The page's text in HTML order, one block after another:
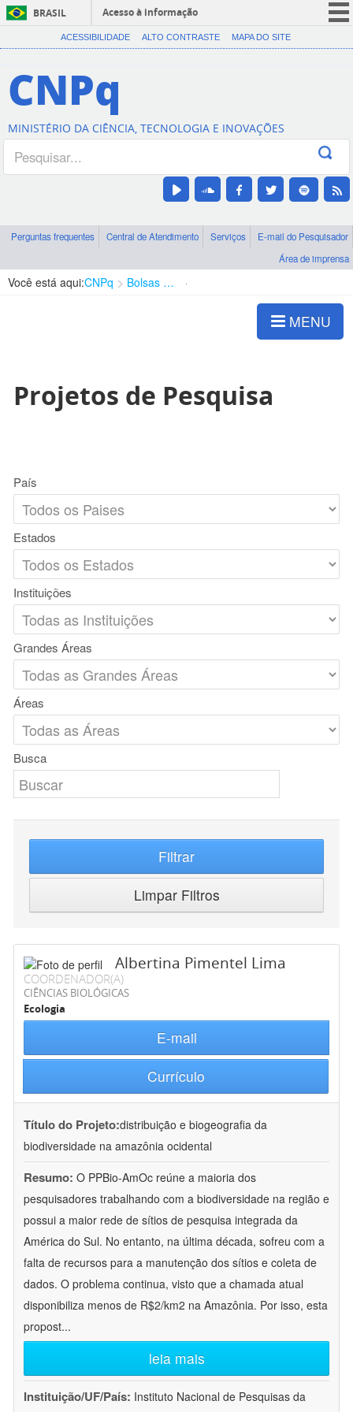
BRASIL
Acesso à informação
CORONAVÍRUS (COVID-19)
Canais
ACESSIBILIDADE ALTO CONTRASTE MAPA DO SITE
CNPq
MINISTÉRIO DA CIÊNCIA, TECNOLOGIA E INOVAÇÕES
Perguntas frequentes Central de Atendimento Serviços
E-mail do Pesquisador
Área de imprensa
Você está aqui:CNPq Bolsas e Auxílios Vigentes
MENU
Projetos de Pesquisa
País
Estados
Instituições
Grandes Áreas
Áreas
Busca
Filtrar
Limpar Filtros
Albertina Pimentel Lima
COORDENADOR(A)
CIÊNCIAS BIOLÓGICAS
Ecologia
E-mail
Currículo
Título do Projeto:distribuição e biogeografia da
biodiversidade na amazônia ocidental
Resumo: O PPBio-AmOc reúne a maioria dos
pesquisadores trabalhando com a biodiversidade na região e
possui a maior rede de sítios de pesquisa integrada da
América do Sul. No entanto, na última década, sofreu com a
falta de recursos para a manutenção dos sítios e coleta de
dados. O problema continua, visto que a chamada atual
disponibiliza menos de R$2/km2 na Amazônia. Por isso, esta
propost...
leia mais
Instituição/UF/País: Instituto Nacional de Pesquisas da